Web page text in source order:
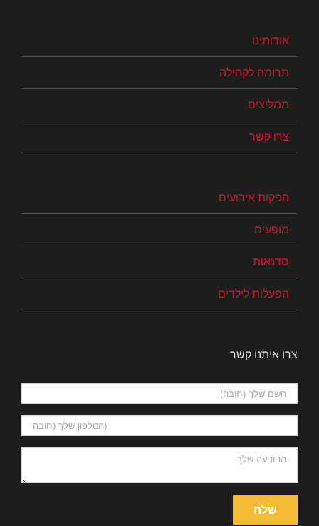
אודותינו
תרומה לקהילה
ממליצים
צרו קשר
הפקות אירועים
מופעים
סדנאות
הפעלות לילדים
צרו איתנו קשר